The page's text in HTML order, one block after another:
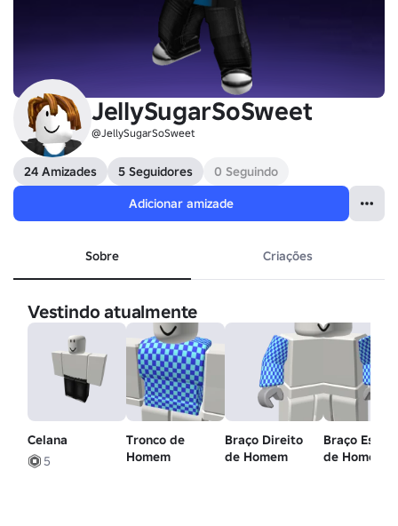
JellySugarSoSweet
@JellySugarSoSweet
24 Amizades 5 Seguidores
0 Seguindo
Adicionar amizade
Sobre Criações
Vestindo atualmente
Celana
5
Tronco de
Homem
Braço Direito
de Homem
Braço
de Homem